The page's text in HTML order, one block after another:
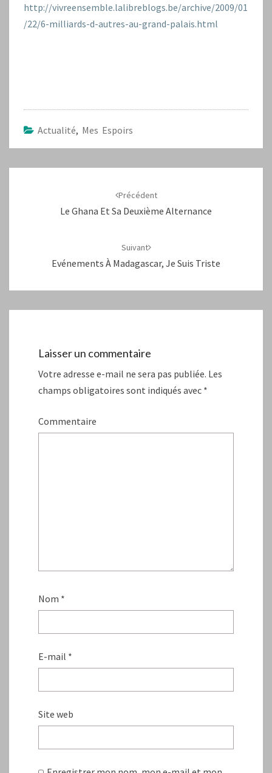
http://vivreensemble.lalibreblogs.be/archive/2009/01
/22/6-milliards-d-autres-au-grand-palais.html
Actualité, Mes Espoirs
Précédent
Le Ghana Et Sa Deuxième Alternance
Suivant
Evénements À Madagascar, Je Suis Triste
Laisser un commentaire
Votre adresse e-mail ne sera pas publiée. Les
champs obligatoires sont indiqués avec *
Commentaire
Nom *
E-mail *
Site web